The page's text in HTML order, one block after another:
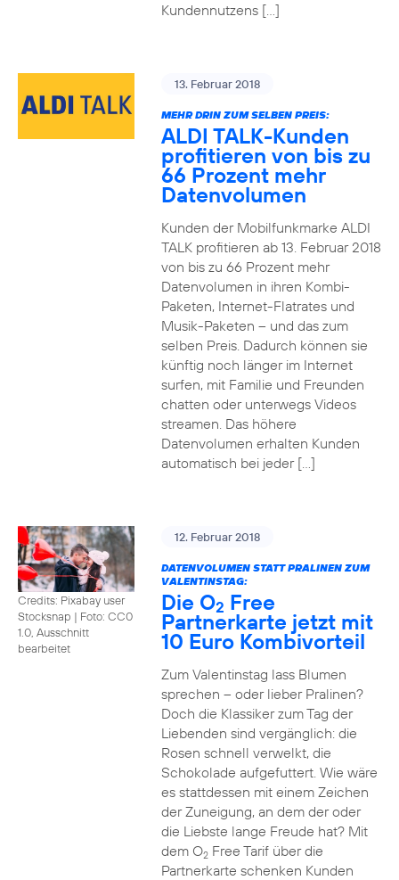
Kundennutzens […]
13. Februar 2018
MEHR DRIN ZUM SELBEN PREIS:
ALDI TALK-Kunden
profitieren von bis zu
66 Prozent mehr
Datenvolumen
Kunden der Mobilfunkmarke ALDI
TALK profitieren ab 13. Februar 2018
von bis zu 66 Prozent mehr
Datenvolumen in ihren Kombi-
Paketen, Internet-Flatrates und
Musik-Paketen – und das zum
selben Preis. Dadurch können sie
künftig noch länger im Internet
surfen, mit Familie und Freunden
chatten oder unterwegs Videos
streamen. Das höhere
Datenvolumen erhalten Kunden
automatisch bei jeder […]
Credits: Pixabay user
Stocksnap | Foto: CC0
1.0, Ausschnitt
bearbeitet
12. Februar 2018
DATENVOLUMEN STATT PRALINEN ZUM
VALENTINSTAG:
Die O2 Free
Partnerkarte jetzt mit
10 Euro Kombivorteil
Zum Valentinstag lass Blumen
sprechen – oder lieber Pralinen?
Doch die Klassiker zum Tag der
Liebenden sind vergänglich: die
Rosen schnell verwelkt, die
Schokolade aufgefuttert. Wie wäre
es stattdessen mit einem Zeichen
der Zuneigung, an dem der oder
die Liebste lange Freude hat? Mit
dem O2Free Tarif über die
Partnerkarte schenken Kunden